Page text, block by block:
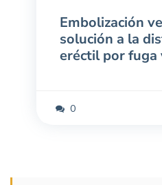
Embolización
solución a la
eréctil por fuga
15 enero 2025
0